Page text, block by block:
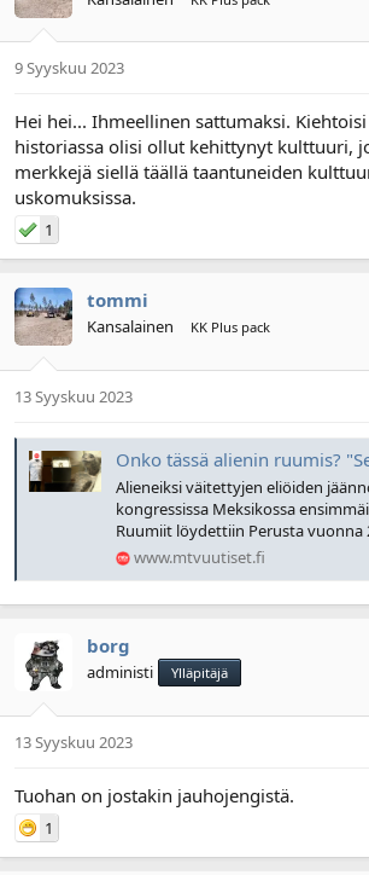
9 Syyskuu 2023
Hei hei... Ihmeellinen sattumaksi.
historiassa olisi ollut kehittynyt kulttuuri,
merkkejä siellä täällä taantuneiden
uskomuksissa.
1
tommi
Kansalainen KK Plus pack
13 Syyskuu 2023
Onko tässä alienin ruumis? "Selvää, että
Alieneiksi väitettyjen eliöiden
kongressissa Meksikossa
Ruumiit löydettiin Perusta vuonna
www.mtvuutiset.fi
borg
administi Ylläpitäjä
13 Syyskuu 2023
Tuohan on jostakin jauhojengistä.
1